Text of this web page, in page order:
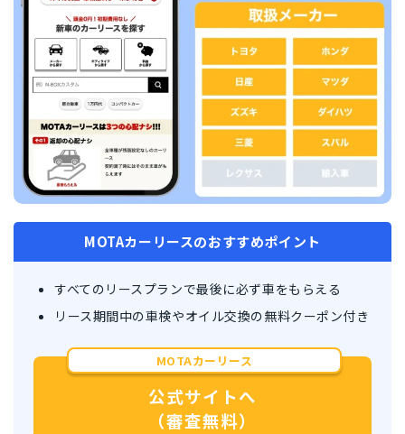
MOTAカーリースのおすすめポイント
すべてのリースプランで最後に必ず車をもらえる
リース期間中の車検やオイル交換の無料クーポン付き
MOTAカーリース
公式サイトへ
（審査無料）